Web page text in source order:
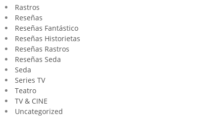
Rastros
Reseñas
Reseñas Fantástico
Reseñas Historietas
Reseñas Rastros
Reseñas Seda
Seda
Series TV
Teatro
TV & CINE
Uncategorized